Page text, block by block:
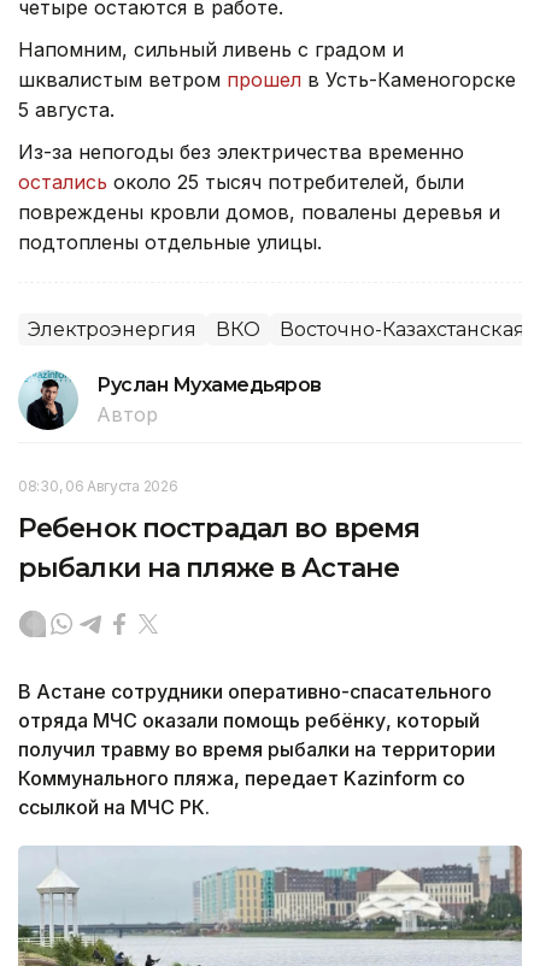
четыре остаются в работе.
Напомним, сильный ливень с градом и
шквалистым ветром прошел в Усть-Каменогорске
5 августа.
Из-за непогоды без электричества временно
остались около 25 тысяч потребителей, были
повреждены кровли домов, повалены деревья и
подтоплены отдельные улицы.
Электроэнергия ВКО Восточно-Казахстанская
Руслан Мухамедьяров
Автор
08:30, 06 Августа 2026
Ребенок пострадал во время
рыбалки на пляже в Астане
В Астане сотрудники оперативно-спасательного
отряда МЧС оказали помощь ребёнку, который
получил травму во время рыбалки на территории
Коммунального пляжа, передает Kazinform со
ссылкой на МЧС РК.